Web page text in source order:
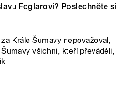
Foglarovi? Poslechněte si
Krále Šumavy nepovažoval,
všichni, kteří převáděli,